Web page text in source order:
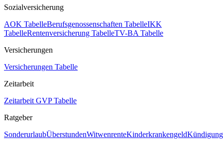
Sozialversicherung
AOK TabelleBerufsgenossenschaften TabelleIKK
TabelleRentenversicherung TabelleTV-BA Tabelle
Versicherungen
Versicherungen Tabelle
Zeitarbeit
Zeitarbeit GVP Tabelle
Ratgeber
SonderurlaubÜberstundenWitwenrenteKinderkrankengeld